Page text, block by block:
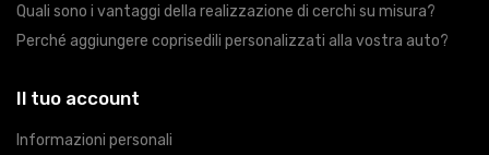
Quali sono i vantaggi della realizzazione di cerchi su misura?
Perché aggiungere coprisedili personalizzati alla vostra auto?
Il tuo account
Informazioni personali